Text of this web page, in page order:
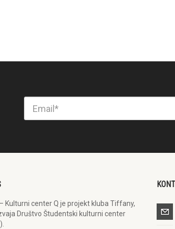
Kulturni center Q je projekt kluba Tiffany,
Društvo Študentski kulturni center